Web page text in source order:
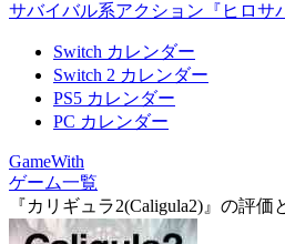
サバイバル系アクション『ヒロサ
Switch カレンダー
Switch 2 カレンダー
PS5 カレンダー
PC カレンダー
GameWith
ゲーム一覧
『カリギュラ2(Caligula2)』の評価